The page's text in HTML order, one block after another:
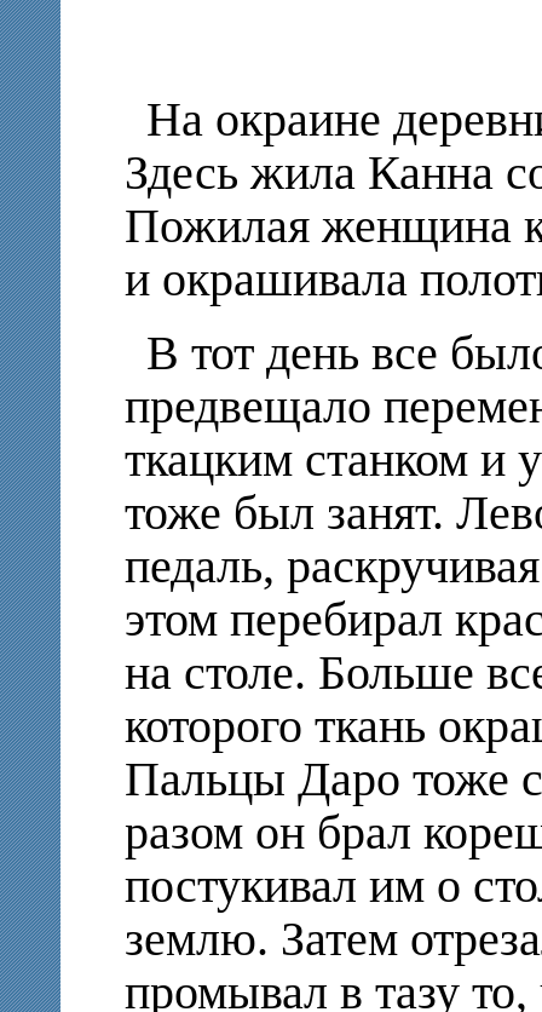
На окраине
Здесь жила Канна
Пожилая женщина
и окрашивала
В тот день все
предвещало
ткацким станком и
тоже был занят.
педаль,
этом перебирал
на столе. Больше
которого ткань
Пальцы Даро тоже
разом он брал
постукивал им о
землю. Затем
промывал в тазу